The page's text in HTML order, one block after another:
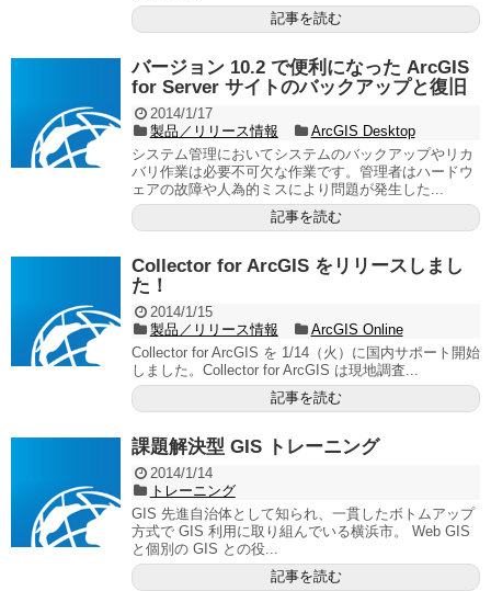
記事を読む
バージョン 10.2 で便利になった ArcGIS
for Server サイトのバックアップと復旧
2014/1/17
製品／リリース情報
ArcGIS Desktop
システム管理においてシステムのバックアップやリカ
バリ作業は必要不可欠な作業です。管理者はハードウ
ェアの故障や人為的ミスにより問題が発生した...
記事を読む
Collector for ArcGIS をリリースしまし
た！
2014/1/15
製品／リリース情報
ArcGIS Online
Collector for ArcGIS を 1/14（火）に国内サポート開始
しました。Collector for ArcGIS は現地調査...
記事を読む
課題解決型 GIS トレーニング
2014/1/14
トレーニング
GIS 先進自治体として知られ、一貫したボトムアップ
方式で GIS 利用に取り組んでいる横浜市。 Web GIS
と個別の GIS との役...
記事を読む